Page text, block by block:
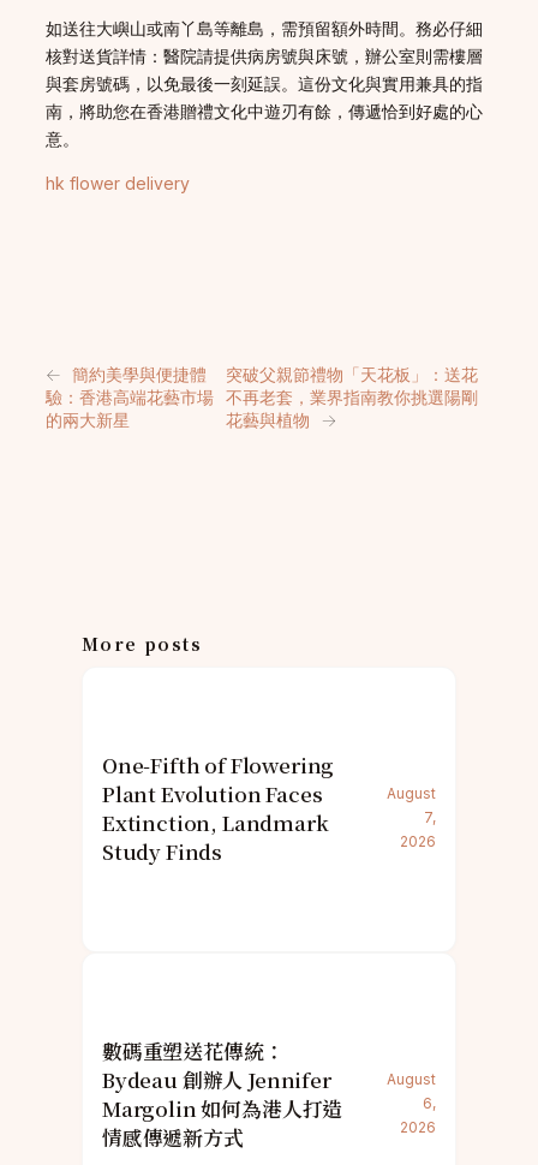
如送往大嶼山或南丫島等離島，需預留額外時間。務必仔細
核對送貨詳情：醫院請提供病房號與床號，辦公室則需樓層
與套房號碼，以免最後一刻延誤。這份文化與實用兼具的指
南，將助您在香港贈禮文化中遊刃有餘，傳遞恰到好處的心
意。
hk flower delivery
← 簡約美學與便捷體
驗：香港高端花藝市場
的兩大新星
突破父親節禮物「天花板」：送花
不再老套，業界指南教你挑選陽剛
花藝與植物
→
More posts
One-Fifth of Flowering
Plant Evolution Faces
Extinction, Landmark
Study Finds
August
7,
2026
數碼重塑送花傳統：
Bydeau 創辦人 Jennifer
Margolin 如何為港人打造
情感傳遞新方式
August
6,
2026